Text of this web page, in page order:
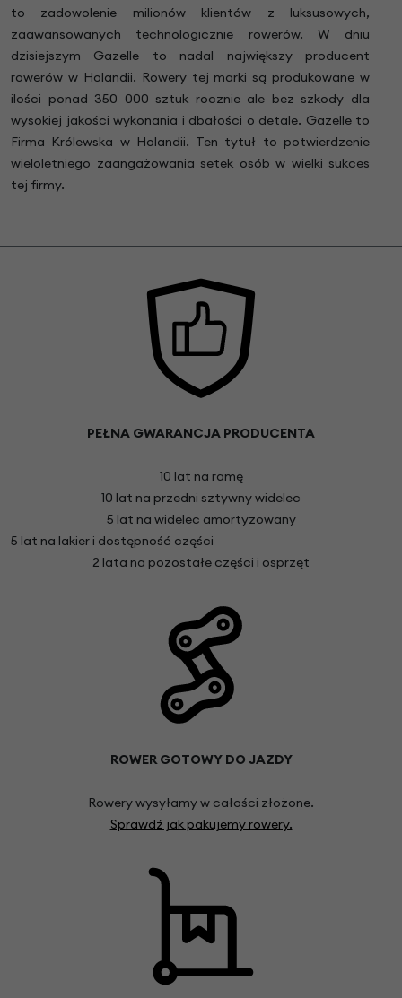
to zadowolenie milionów klientów z luksusowych,
zaawansowanych technologicznie rowerów. W dniu
dzisiejszym Gazelle to nadal największy producent
rowerów w Holandii. Rowery tej marki są produkowane w
ilości ponad 350 000 sztuk rocznie ale bez szkody dla
wysokiej jakości wykonania i dbałości o detale. Gazelle to
Firma Królewska w Holandii. Ten tytuł to potwierdzenie
wieloletniego zaangażowania setek osób w wielki sukces
tej firmy.
PEŁNA GWARANCJA PRODUCENTA
10 lat na ramę
10 lat na przedni sztywny widelec
5 lat na widelec amortyzowany
5 lat na lakier i dostępność części
2 lata na pozostałe części i osprzęt
ROWER GOTOWY DO JAZDY
Rowery wysyłamy w całości złożone.
Sprawdź jak pakujemy rowery.